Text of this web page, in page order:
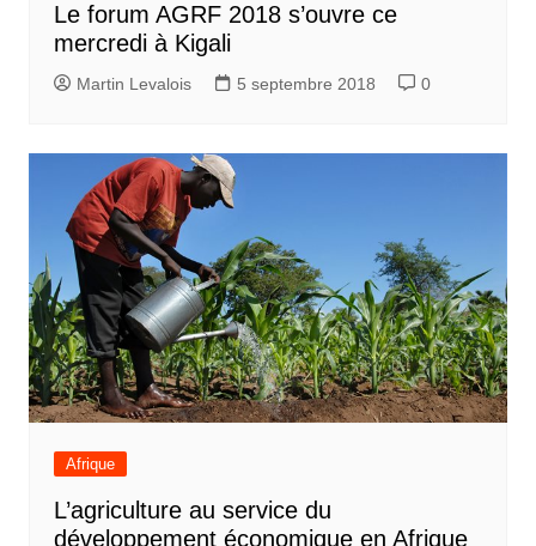
Le forum AGRF 2018 s’ouvre ce
mercredi à Kigali
Martin Levalois 5 septembre 2018 0
Afrique
L’agriculture au service du
développement économique en Afrique